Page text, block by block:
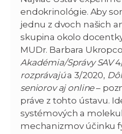
endokrinológie. Aby
jednu z dvoch našich
skupina okolo
MUDr. Barbara
Akadémia/Správy SAV
rozprávajúa 3/2020,
seniorov aj online–
práve z tohto ústavu.
systémových a
mechanizmov účinku